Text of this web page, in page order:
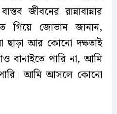
জীবনের রান্নাবান্নার
গিয়ে জোভান জানান,
ছাড়া আর কোনো দক্ষতাই
বানাইতে পারি না, আমি
আমি আসলে কোনো